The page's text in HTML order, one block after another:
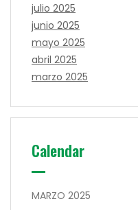
julio 2025
junio 2025
mayo 2025
abril 2025
marzo 2025
Calendar
MARZO 2025